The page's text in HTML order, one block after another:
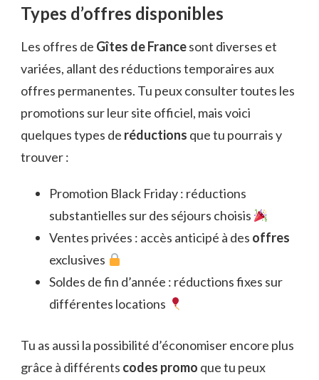
Types d’offres disponibles
Les offres de Gîtes de Francesont diverses et
variées, allant des réductions temporaires aux
offres permanentes. Tu peux consulter toutes les
promotions sur leur site officiel, mais voici
quelques types de réductions que tu pourrais y
trouver :
Promotion Black Friday : réductions
substantielles sur des séjours choisis
Ventes privées : accès anticipé à des offres
exclusives
Soldes de fin d’année : réductions fixes sur
différentes locations
Tu as aussi la possibilité d’économiser encore plus
grâce à différents codes promo que tu peux